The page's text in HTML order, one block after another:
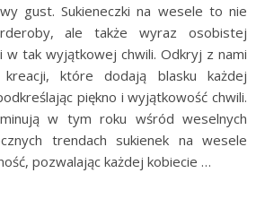
gust. Sukieneczki na wesele to nie
ale także wyraz osobistej
w tak wyjątkowej chwili. Odkryj z nami
kreacji, które dodają blasku każdej
piękno i wyjątkowość chwili.
w tym roku wśród weselnych
trendach sukienek na wesele
pozwalając każdej kobiecie …